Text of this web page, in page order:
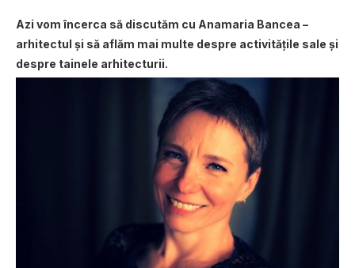
Azi vom încerca să discutăm cu Anamaria Bancea –
arhitectul și să aflăm mai multe despre activitățile sale și
despre tainele arhitecturii.